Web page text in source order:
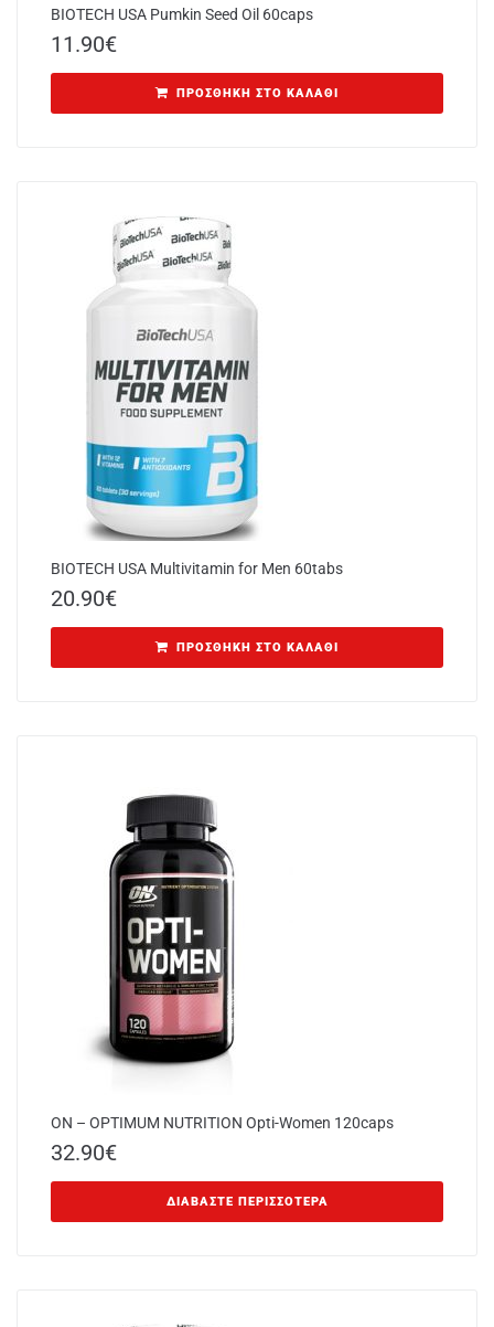
BIOTECH USA Pumkin Seed Oil 60caps
11.90€
ΠΡΟΣΘΉΚΗ ΣΤΟ ΚΑΛΆΘΙ
BIOTECH USA Multivitamin for Men 60tabs
20.90€
ΠΡΟΣΘΉΚΗ ΣΤΟ ΚΑΛΆΘΙ
ON – OPTIMUM NUTRITION Opti-Women 120caps
32.90€
ΔΙΑΒΆΣΤΕ ΠΕΡΙΣΣΌΤΕΡΑ